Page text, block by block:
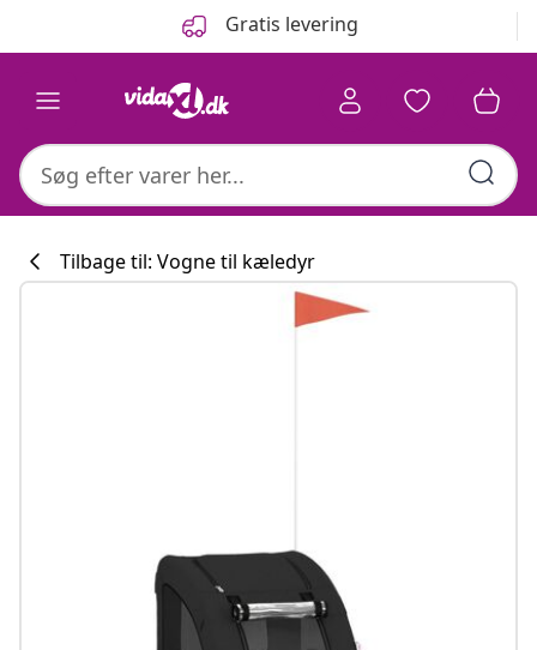
Gratis levering
Tilbage til: Vogne til kæledyr